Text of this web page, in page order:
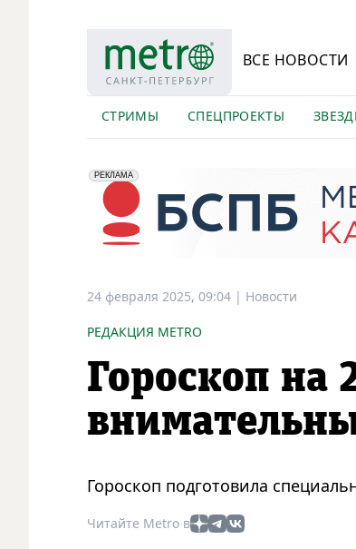
ВСЕ НОВОСТИ
СТРИМЫ СПЕЦПРОЕКТЫ
erid: 2VfnxyFybV5
РЕКЛАМА
ПАО "Банк "Санкт-Петербург", ИНН: 7831000027
24 февраля 2025, 09:04 | Новости
РЕДАКЦИЯ METRO
Гороскоп на
Гороскоп подготовила
Читайте Metro в